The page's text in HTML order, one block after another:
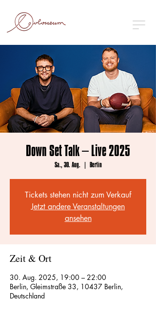
Down Set Talk – Live 2025
Sa., 30. Aug.
  |
Berlin
Tickets stehen nicht zum Verkauf
Jetzt andere Veranstaltungen
ansehen
Zeit & Ort
30. Aug. 2025, 19:00 – 22:00
Berlin, Gleimstraße 33, 10437 Berlin,
Deutschland